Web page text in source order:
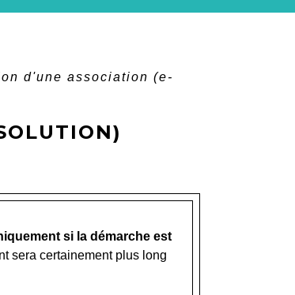
d'une association (e-
si la démarche est
sera certainement plus long